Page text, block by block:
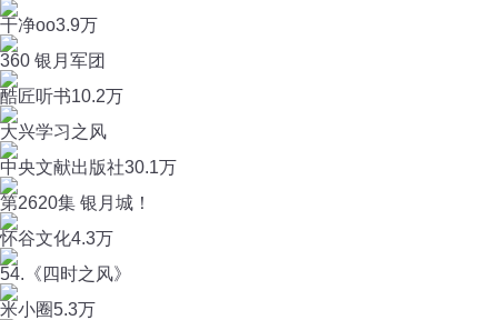
干净oo3.9万
360 银月军团
酷匠听书10.2万
大兴学习之风
中央文献出版社30.1万
第2620集 银月城！
怀谷文化4.3万
54.《四时之风》
米小圈5.3万